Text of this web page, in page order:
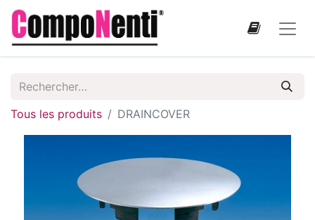
Tous les produits DRAINCOVER